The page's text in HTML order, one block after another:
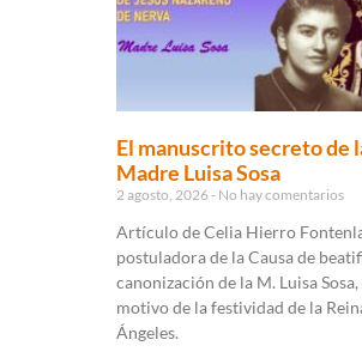
El manuscrito secreto de
Madre Luisa Sosa
2 agosto, 2026 No hay comentarios
Artículo de Celia Hierro
postuladora de la Causa de
canonización de la M. Luisa Sosa,
motivo de la festividad de la
Ángeles.